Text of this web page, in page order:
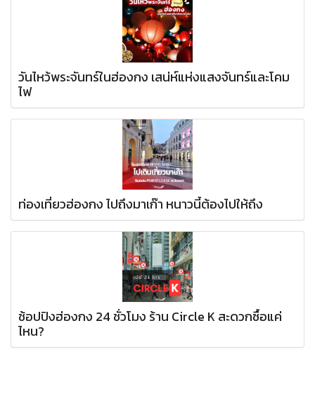
วันไหว้พระจันทร์ในฮ่องกง เสน่ห์แห่งแสงจันทร์และโคม
ไฟ
ท่องเที่ยวฮ่องกง ไปถึงมาเก๊า หนาวนี้ต้องไปให้ถึง
ช้อปปิงฮ่องกง 24 ชั่วโมง ร้าน Circle K สะดวกซื้อแค่
ไหน?